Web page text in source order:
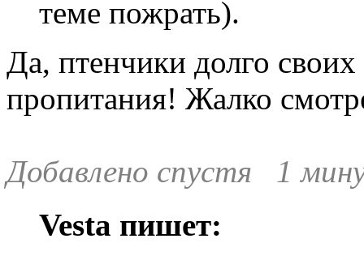
теме пожрать).
Да, птенчики долго
пропитания! Жалко
Добавлено спустя 1
Vesta пишет: